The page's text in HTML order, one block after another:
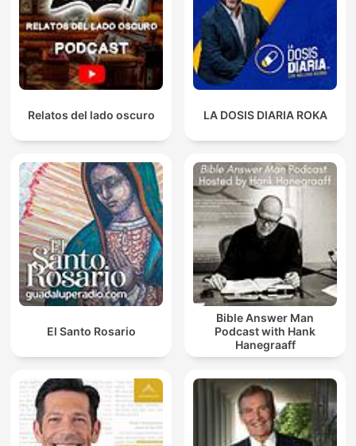
Relatos del lado oscuro LA DOSIS DIARIA ROKA
El Santo Rosario
Bible Answer Man
Podcast with Hank
Hanegraaff